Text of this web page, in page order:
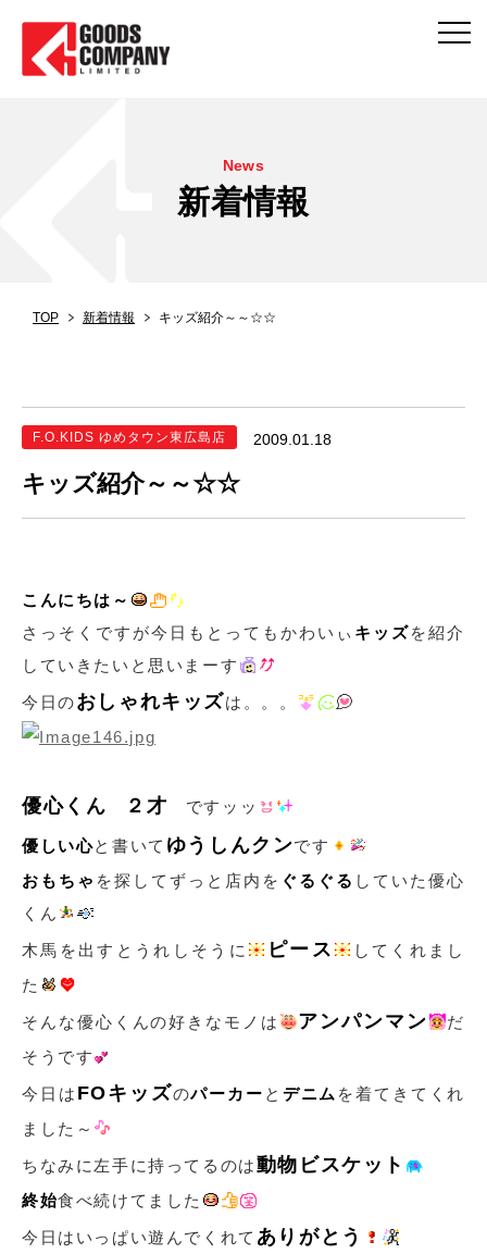
News
新着情報
TOP 新着情報 キッズ紹介～～☆☆
F.O.KIDS ゆめタウン東広島店 2009.01.18
キッズ紹介～～☆☆
こんにちは～
さっそくですが今日もとってもかわいぃ キッズを紹介
していきたいと思いまーす
今日のおしゃれキッズは。。。
優心くん ２才 ですッッ
優しい心と書いて ゆうしんクンです
おもちゃ を探してずっと店内を ぐるぐる していた優心
くん
木馬を出すとうれしそうに
ピース
してくれまし
た
そんな優心くんの好きなモノは
アンパンマン
だ
そうです
今日は FOキッズのパーカー と デニム を着てきてくれ
ました～
ちなみに左手に持ってるのは動物ビスケット
終始食べ続けてました
今日はいっぱい遊んでくれて ありがとう